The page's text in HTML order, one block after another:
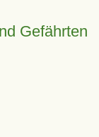
Gefährten